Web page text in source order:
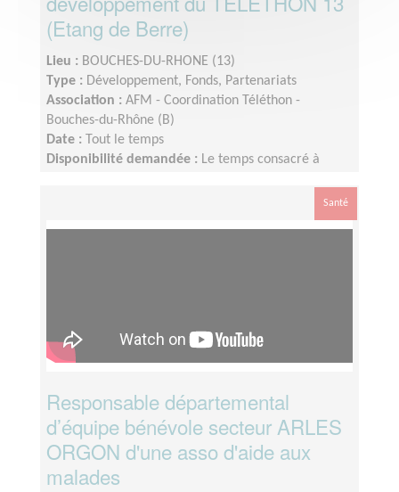
(Etang de Berre)
Lieu : BOUCHES-DU-RHONE (13)
Type : Développement, Fonds, Partenariats
Association : AFM - Coordination Téléthon -
Bouches-du-Rhône (B)
Date :
Tout le temps
Disponibilité demandée : Le temps consacré à
sollicitation est plus importante de Septembre àSanté
Responsable départemental
d’équipe bénévole secteur ARLES
ORGON d'une asso d'aide aux
malades